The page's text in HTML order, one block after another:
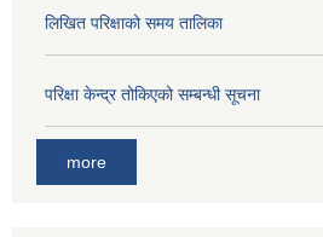
लिखित परिक्षाको समय तालिका
परिक्षा केन्द्र तोकिएको सम्बन्धी सूचना
more